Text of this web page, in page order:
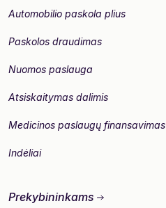
Automobilio paskola plius
Paskolos draudimas
Nuomos paslauga
Atsiskaitymas dalimis
Medicinos paslaugų finansavimas
Indėliai
Prekybininkams